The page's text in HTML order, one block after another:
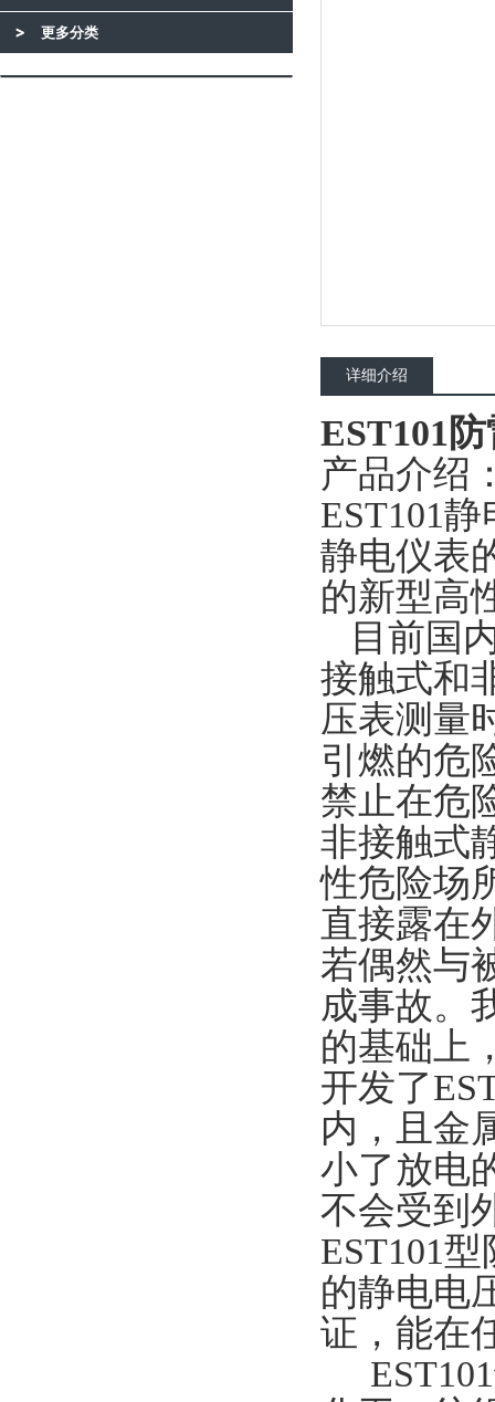
更多分类
详细介绍
EST101
产品介绍
EST101
静电仪表
的新型高
目前国
接触式和
压表测量
引燃的危
禁止在危
非接触式
性危险场
直接露在
若偶然与
成事故。
的基础上
开发了
内，且金
小了放电
不会受到
EST101
的静电电
证，能在
EST101